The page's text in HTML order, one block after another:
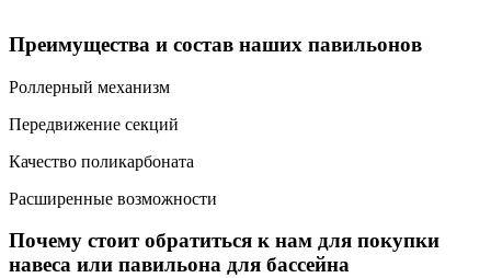
Преимущества и состав наших павильонов
Роллерный механизм
Передвижение секций
Качество поликарбоната
Расширенные возможности
Почему стоит обратиться к нам для покупки
навеса или павильона для бассейна